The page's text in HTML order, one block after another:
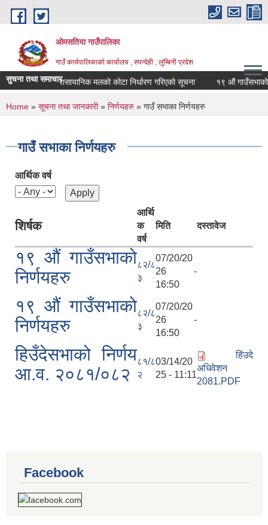
Skip to main content
ओमसतिया गाउँपालिका
गाउँ कार्यपालिकाको कार्यालय , रुपन्देही , लुम्बिनी प्रदेश
सुचना तथा समाचाररासायानिक मलको कोटा निर्धारण गरिएको सूचना १९ औं गाउँसभाको
You are here
Home » सूचना तथा जानकारी» निर्णयहरु » गाउँ सभाका निर्णयहरु
गाउँ सभाका निर्णयहरु
आर्थिक वर्ष
शिर्षक
आर्थि
क
वर्ष
मिति दस्तावेज
१९ औं गाउँसभाको
निर्णयहरु
८२/८
३
07/20/20
26 -
16:50
१९ औं गाउँसभाको
निर्णयहरु
८२/८
३
07/20/20
26 -
16:50
हिउँदेसभाको निर्णय
आ.व. २०८१/०८२
८१/८
२
03/14/20
25 - 11:11
हिंउदे
अधिवेशन
2081.PDF
Facebook